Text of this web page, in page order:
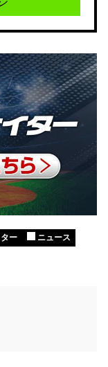
ー
ニュース